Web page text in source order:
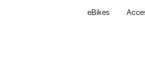
eBikes